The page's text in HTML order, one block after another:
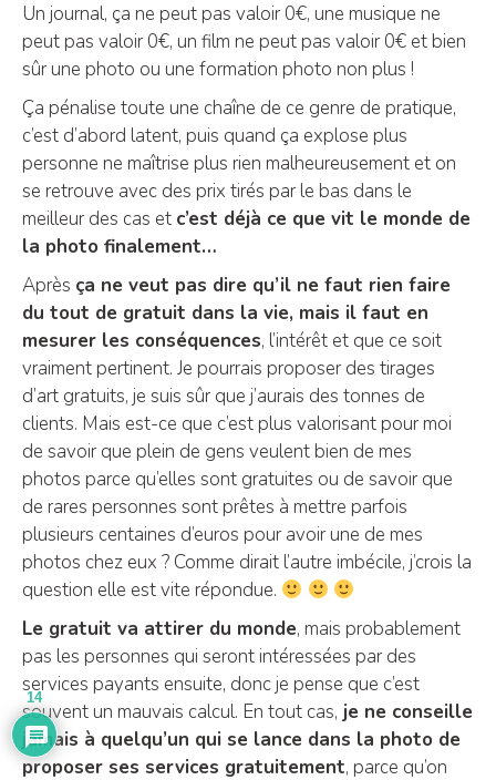
Un journal, ça ne peut pas valoir 0€, une musique ne
peut pas valoir 0€, un film ne peut pas valoir 0€ et bien
sûr une photo ou une formation photo non plus !
Ça pénalise toute une chaîne de ce genre de pratique,
c’est d’abord latent, puis quand ça explose plus
personne ne maîtrise plus rien malheureusement et on
se retrouve avec des prix tirés par le bas dans le
meilleur des cas et c’est déjà ce que vit le monde de
la photo finalement…
Après ça ne veut pas dire qu’il ne faut rien faire
du tout de gratuit dans la vie, mais il faut en
mesurer les conséquences, l’intérêt et que ce soit
vraiment pertinent. Je pourrais proposer des tirages
d’art gratuits, je suis sûr que j’aurais des tonnes de
clients. Mais est-ce que c’est plus valorisant pour moi
de savoir que plein de gens veulent bien de mes
photos parce qu’elles sont gratuites ou de savoir que
de rares personnes sont prêtes à mettre parfois
plusieurs centaines d’euros pour avoir une de mes
photos chez eux ? Comme dirait l’autre imbécile, j’crois la
question elle est vite répondue.
Le gratuit va attirer du monde, mais probablement
pas les personnes qui seront intéressées par des
services payants ensuite, donc je pense que c’est
souvent un mauvais calcul. En tout cas, je ne conseille
jamais à quelqu’un qui se lance dans la photo de
proposer ses services gratuitement, parce qu’on
14